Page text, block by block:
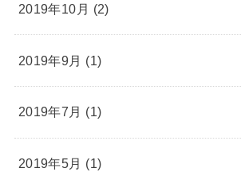
2019年10月 (2)
2019年9月 (1)
2019年7月 (1)
2019年5月 (1)